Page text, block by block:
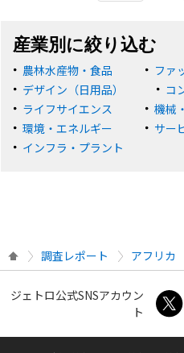
産業別に絞り込む
農林水産物・食品
ファ
デザイン（日用品）
コ
ライフサイエンス
機械
環境・エネルギー
サー
インフラ・プラント
調査レポート アフリカ
ジェトロ公式SNSアカウン
ト